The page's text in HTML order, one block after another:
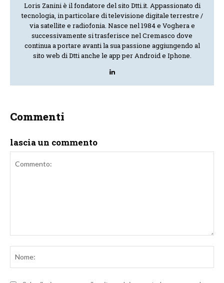
Loris Zanini è il fondatore del sito Dtti.it. Appassionato di
tecnologia, in particolare di televisione digitale terrestre /
via satellite e radiofonia. Nasce nel 1984 e Voghera e
successivamente si trasferisce nel Cremasco dove
continua a portare avanti la sua passione aggiungendo al
sito web di Dtti anche le app per Android e Iphone.
Commenti
lascia un commento